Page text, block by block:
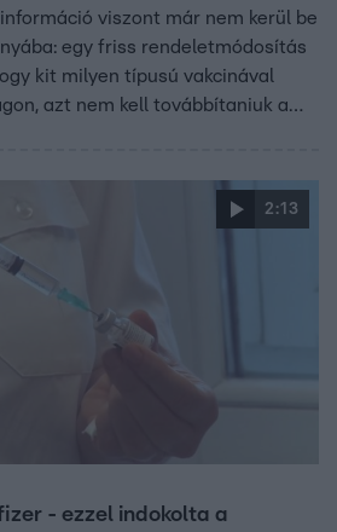
viszont már nem kerül be
egy friss rendeletmódosítás
kit milyen típusú vakcinával
azt nem kell továbbítaniuk a
vakcinával oltottak be.
2:13
- ezzel indokolta a